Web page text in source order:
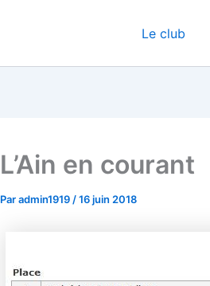
Le club
L’Ain en courant
Paradmin1919 /16 juin 2018